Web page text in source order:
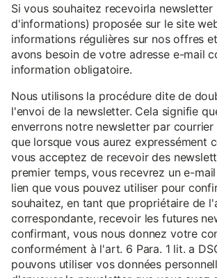
Si vous souhaitez recevoirla
d'informations) proposée sur le site
informations régulières sur nos offres
avons besoin de votre adresse e-mail
information obligatoire.
Nous utilisons la procédure dite de
l'envoi de la newsletter. Cela signifie
enverrons notre newsletter par
que lorsque vous aurez expressément
vous acceptez de recevoir des
premier temps, vous recevrez un e-
lien que vous pouvez utiliser pour
souhaitez, en tant que propriétaire de
correspondante, recevoir les futures
confirmant, vous nous donnez votre
conformément à l'art. 6 Para. 1 lit. a
pouvons utiliser vos données